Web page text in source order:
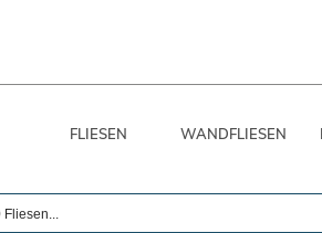
FLIESEN WANDFLIESEN